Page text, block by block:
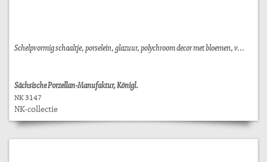
Schelpvormig schaaltje, porselein, glazuur, polychroom decor met bloemen, v...
Sächsische Porzellan-Manufaktur, Königl.
NK 3147
NK-collectie